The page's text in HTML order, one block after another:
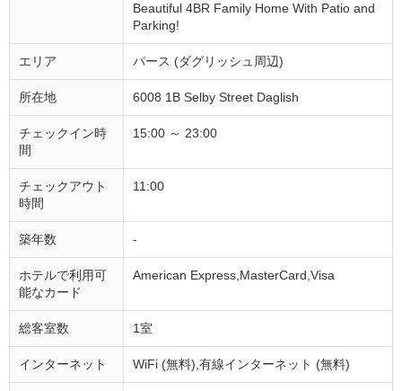
Beautiful 4BR Family Home With Patio and
Parking!
エリア パース (ダグリッシュ周辺)
所在地 6008 1B Selby Street Daglish
チェックイン時
間
15:00 ～ 23:00
チェックアウト
時間
11:00
築年数 -
ホテルで利用可
能なカード
American Express,MasterCard,Visa
総客室数 1室
インターネット WiFi (無料),有線インターネット (無料)